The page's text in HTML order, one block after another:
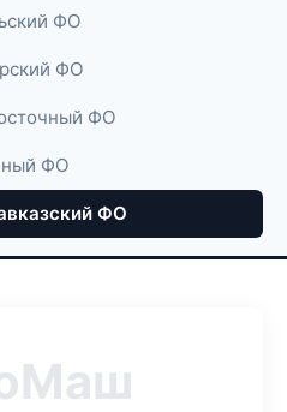
ФО
ФО
ФО
ФО
ФО